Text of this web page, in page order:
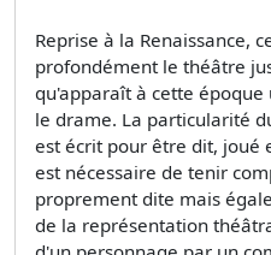
Reprise à la Renaissance,
profondément le théâtre
qu'apparaît à cette
le drame. La particularité
est écrit pour être dit, joué
est nécessaire de tenir
proprement dite mais
de la représentation